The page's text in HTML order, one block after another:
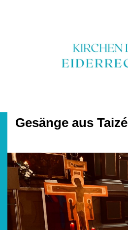
Gesänge aus Taizé